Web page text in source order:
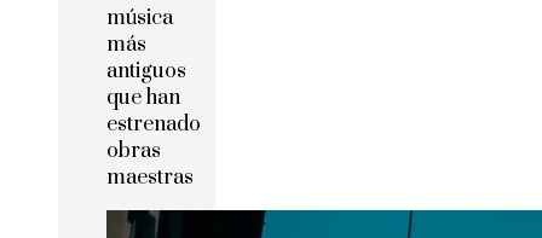
música
más
antiguos
que han
estrenado
obras
maestras